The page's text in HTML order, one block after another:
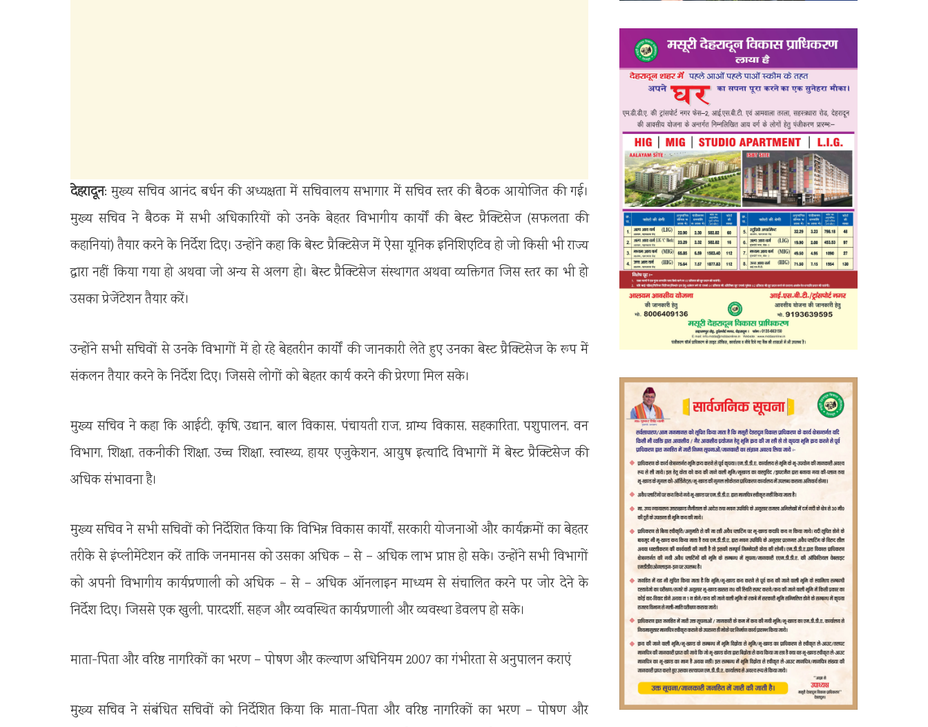
देहरादून: मुख्य सचिव आनंद बर्धन की अध्यक्षता में सचिवालय सभागार में सचिव स्तर की बैठक आयोजित की गई।
मुख्य सचिव ने बैठक में सभी अधिकारियों को उनके बेहतर विभागीय कार्यों की बेस्ट प्रैक्टिसेज (सफलता की
कहानियां) तैयार करने के निर्देश दिए। उन्होंने कहा कि बेस्ट प्रैक्टिसेज में ऐसा यूनिक इनिशिएटिव हो जो किसी भी राज्य
द्वारा नहीं किया गया हो अथवा जो अन्य से अलग हो। बेस्ट प्रैक्टिसेज संस्थागत अथवा व्यक्तिगत जिस स्तर का भी हो
उसका प्रेजेंटेशन तैयार करें।
उन्होंने सभी सचिवों से उनके विभागों में हो रहे बेहतरीन कार्यों की जानकारी लेते हुए उनका बेस्ट प्रैक्टिसेज के रूप में
संकलन तैयार करने के निर्देश दिए। जिससे लोगों को बेहतर कार्य करने की प्रेरणा मिल सके।
मुख्य सचिव ने कहा कि आईटी, कृषि, उद्यान, बाल विकास, पंचायती राज, ग्राम्य विकास, सहकारिता, पशुपालन, वन
विभाग, शिक्षा, तकनीकी शिक्षा, उच्च शिक्षा, स्वास्थ्य, हायर एजुकेशन, आयुष इत्यादि विभागों में बेस्ट प्रैक्टिसेज की
अधिक संभावना है।
मुख्य सचिव ने सभी सचिवों को निर्देशित किया कि विभिन्न विकास कार्यों, सरकारी योजनाओं और कार्यक्रमों का बेहतर
तरीके से इंप्लीमेंटेशन करें ताकि जनमानस को उसका अधिक – से – अधिक लाभ प्राप्त हो सके। उन्होंने सभी विभागों
को अपनी विभागीय कार्यप्रणाली को अधिक – से – अधिक ऑनलाइन माध्यम से संचालित करने पर जोर देने के
निर्देश दिए। जिससे एक खुली, पारदर्शी, सहज और व्यवस्थित कार्यप्रणाली और व्यवस्था डेवलप हो सके।
माता-पिता और वरिष्ठ नागरिकों का भरण – पोषण और कल्याण अधिनियम 2007 का गंभीरता से अनुपालन कराएं
मुख्य सचिव ने संबंधित सचिवों को निर्देशित किया कि माता-पिता और वरिष्ठ नागरिकों का भरण – पोषण और